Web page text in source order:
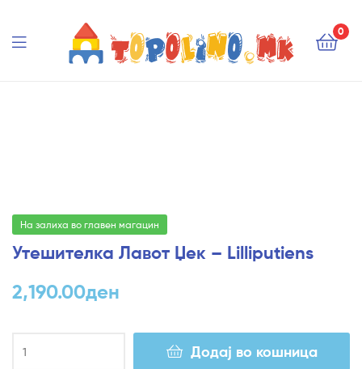
0
На залиха во главен магацин
Утешителка Лавот Џек – Lilliputiens
2,190.00ден
Додај во кошница